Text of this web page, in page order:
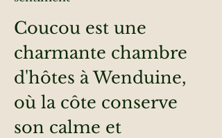
Coucou est une
charmante chambre
d'hôtes à Wenduine,
où la côte conserve
son calme et